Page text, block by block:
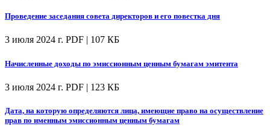
Проведение заседания совета директоров и его повестка дня
3 июля 2024 г. PDF | 107 КБ
Начисленные доходы по эмиссионным ценным бумагам эмитента
3 июля 2024 г. PDF | 123 КБ
Дата, на которую определяются лица, имеющие право на осуществление
прав по именным эмиссионным ценным бумагам